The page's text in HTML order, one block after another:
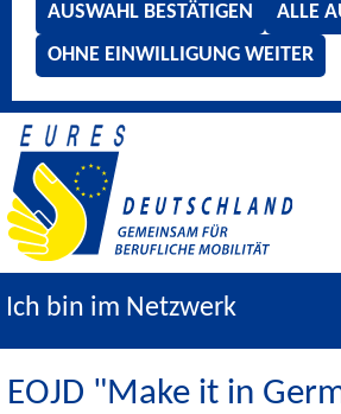
AUSWAHL BESTÄTIGEN
ALLE
OHNE EINWILLIGUNG WEITER
Ich bin im Netzwerk
EOJD "Make it in